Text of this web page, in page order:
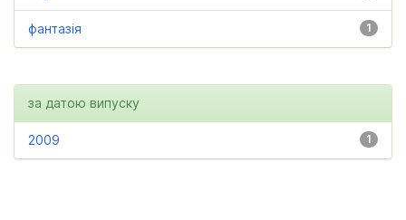
1
фантазія
за датою випуску
1
2009